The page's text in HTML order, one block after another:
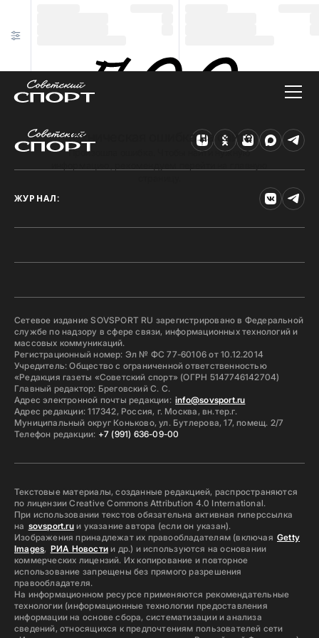
Техническая ошибка на сайте
Произошла ошибка. Чтобы найти нужную
ЖУРНАЛ:
Сетевое издание SOVSPORT RU зарегистрировано в Федеральной
службе по надзору в сфере связи, информационных технологий и
массовых коммуникаций.
Регистрационный номер: Эл № ФС 77-60106 от 10.12.2014
Учредитель: Общество с ограниченной ответственностью
«Редакция газеты «Советский спорт» (ОГРН 5147746142704)
Главный редактор: Бреговский С. С.
Адрес электронной почты редакции: info@sovsport.ru
Адрес редакции: 117342, Россия, г. Москва, вн.тер.г.
Муниципальный округ Коньково, ул. Бутлерова, 17, помещ. 2/7
Телефон редакции: +7 (991) 636-09-00
Текстовые материалы, созданные редакцией, распространяются
по лицензии Creative Commons Attribution 4.0 International.
При использовании текстов обязательна активная гиперссылка
на sovsport.ruи указание автора (если он указан).
Изображения принадлежат их правообладателям (включая Getty
Images, РИА Новостии др.) и используются на основании
коммерческих лицензий. Их копирование и повторное
использование запрещены без прямого разрешения
правообладателя.
На информационном ресурсе применяются рекомендательные
технологии (информационные технологии предоставления
информации на основе сбора, систематизации и анализа
сведений, относящихся к предпочтениям пользователей сети